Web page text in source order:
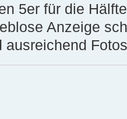
5er für die
Anzeige
ausreichend